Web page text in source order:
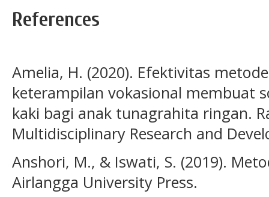
References
Amelia, H. (2020). Efektivitas
keterampilan vokasional membuat
kaki bagi anak tunagrahita ringan.
Multidisciplinary Research and
Anshori, M., & Iswati, S. (2019).
Airlangga University Press.